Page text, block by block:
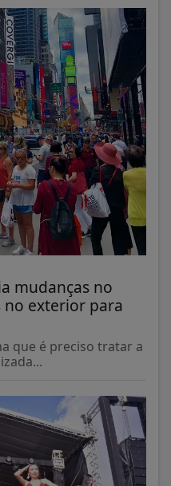
mudanças no
exterior para
que é preciso tratar a